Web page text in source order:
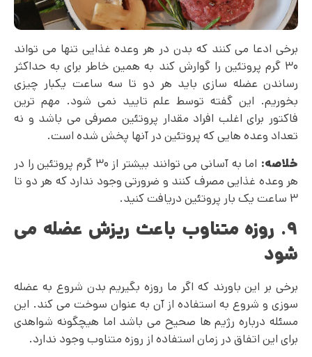
برخی ادعا می کنند که بدن در هر وعده غذایی تنها می‌ تواند
۳۰ گرم پروتئین را گوارش کند به همین خاطر برای به حداکثر
رساندن عضله سازی باید هر دو تا سه ساعت یکبار چیزی
بخوریم. این گفته توسط علم تایید نمی‌ شود. مهم ترین
فاکتور برای اغلب افراد مقدار پروتئین مصرفی می باشد و نه
تعداد وعده هایی که پروتئین در آنها پخش شده است.
خلاصه:
اما به آسانی می توانند بیشتر از ۳۰ گرم پروتئین را در
هر وعده غذایی مصرف کنند و ضرورتی وجود ندارد که هر دو تا
۳ ساعت یک بار پروتئین دریافت کنید.
۹. روزه متناوب باعث ریزش عضله می
شود
برخی بر این باورند که اگر ما روزه بگیریم بدن شروع به عضله
سوزی و شروع به استفاده از آن به عنوان سوخت می کند. این
مسئله درباره رژیم ها صحیح می باشد اما هیچگونه شواهدی
برای این اتفاق در زمان استفاده از روزه متناوب وجود ندارد.